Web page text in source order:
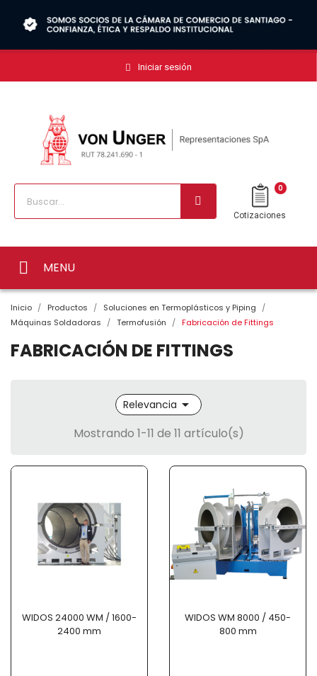
Iniciar sesión
0
Cotizaciones
MENU
Inicio Productos
Soluciones en Termoplásticos y Piping
Máquinas Soldadoras
Termofusión Fabricación de Fittings
FABRICACIÓN DE FITTINGS
Relevancia 
Mostrando 1-11 de 11 artículo(s)
WIDOS 24000 WM / 1600-
2400 mm
WIDOS WM 8000 / 450-
800 mm